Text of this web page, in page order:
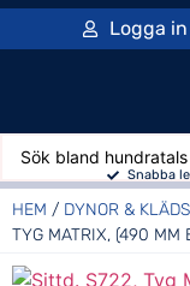
Logga in
Snabba
HEM / DYNOR &
TYG MATRIX, (490 MM